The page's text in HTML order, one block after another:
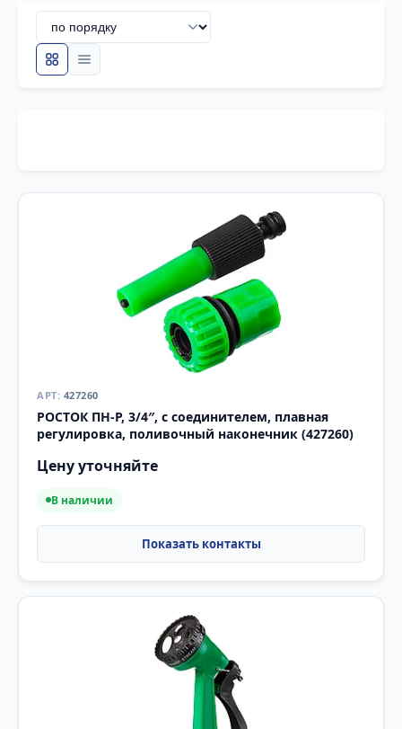
427260
РОСТОК ПН-Р, 3/4″, с соединителем, плавная
регулировка, поливочный наконечник (427260)
Цену уточняйте
В наличии